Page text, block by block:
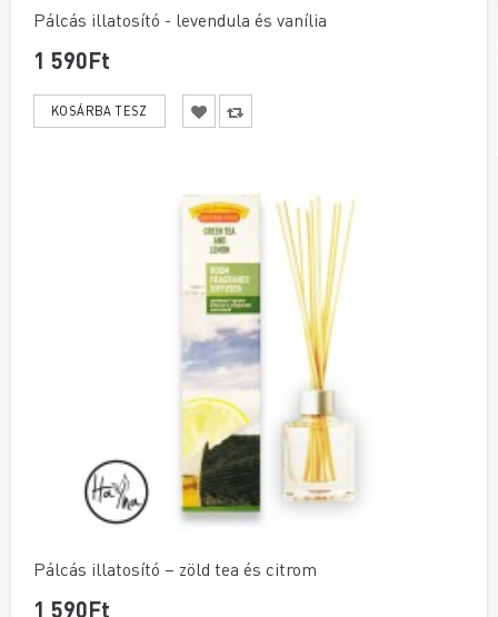
Pálcás illatosító - levendula és vanília
1 590Ft
Pálcás illatosító – zöld tea és citrom
1 590Ft